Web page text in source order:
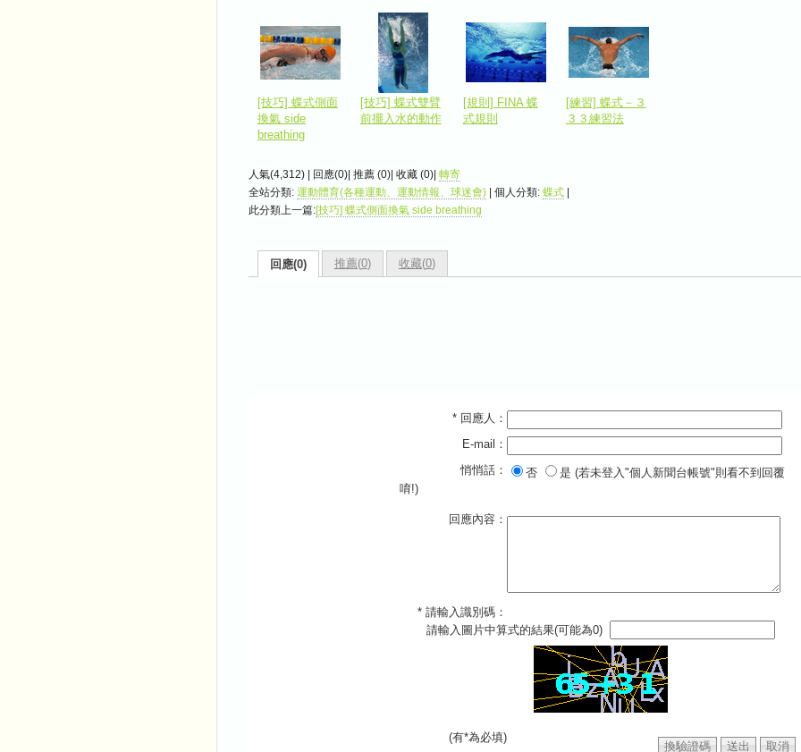
[技巧] 蝶式側面
換氣 side
breathing
[技巧] 蝶式雙臂
前擺入水的動作
[規則] FINA 蝶
式規則
[練習] 蝶式－３
３３練習法
人氣(4,312) | 回應(0)| 推薦 (0)| 收藏 (0)| 轉寄
全站分類: 運動體育(各種運動、運動情報、球迷會)| 個人分類: 蝶式|
此分類上一篇:[技巧] 蝶式側面換氣 side breathing
回應(0) 推薦(0) 收藏(0)
* 回應人：
E-mail：
悄悄話：
否
是 (若未登入"個人新聞台帳號"則看不到回覆
唷!)
回應內容：
* 請輸入識別碼：
請輸入圖片中算式的結果(可能為0)
(有*為必填)